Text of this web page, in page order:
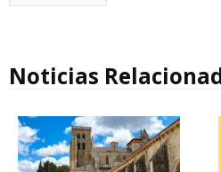
Noticias